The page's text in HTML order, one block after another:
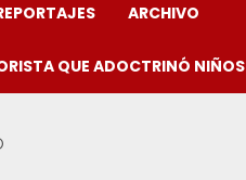
ARCHIVO
QUE ADOCTRINÓ NIÑOS